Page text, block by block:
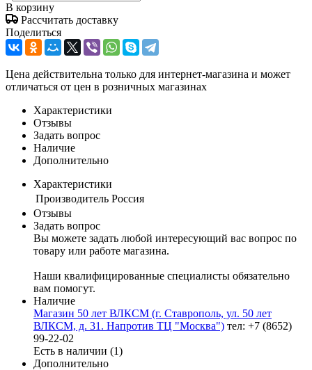
В корзину
Рассчитать доставку
Поделиться
Цена действительна только для интернет-магазина и может
отличаться от цен в розничных магазинах
Характеристики
Отзывы
Задать вопрос
Наличие
Дополнительно
Характеристики
Производитель Россия
Отзывы
Задать вопрос
Вы можете задать любой интересующий вас вопрос по
товару или работе магазина.
Наши квалифицированные специалисты обязательно
вам помогут.
Наличие
Магазин 50 лет ВЛКСМ (г. Ставрополь, ул. 50 лет
ВЛКСМ, д. 31. Напротив ТЦ "Москва") тел: +7 (8652)
99-22-02
Есть в наличии (1)
Дополнительно